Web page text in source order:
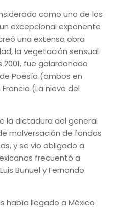
como uno de los
excepcional exponente
una extensa obra
la vegetación sensual
fue galardonado
Poesía (ambos en
(La nieve del
la dictadura del general
malversación de fondos
y se vio obligado a
frecuentó a
Buñuel y Fernando
había llegado a México